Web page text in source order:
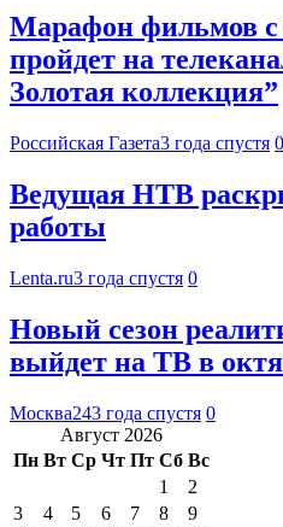
Марафон фильмов
пройдет на
Золотая коллекция”
Российская Газета3 года спустя 0
Ведущая НТВ
работы
Lenta.ru3 года спустя 0
Новый сезон
выйдет на ТВ в
Москва243 года спустя 0
Август 2026
Пн Вт Ср Чт Пт Сб Вс
1
2
3
4 5 6 7 8
9